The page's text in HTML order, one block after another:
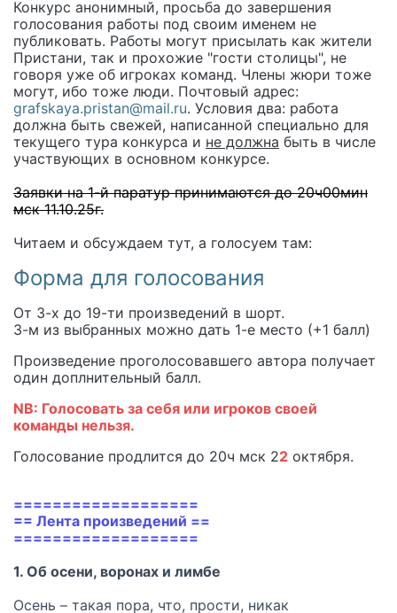
Конкурс анонимный, просьба до завершения
голосования работы под своим именем не
публиковать. Работы могут присылать как жители
Пристани, так и прохожие "гости столицы", не
говоря уже об игроках команд. Члены жюри тоже
могут, ибо тоже люди. Почтовый адрес:
grafskaya.pristan@mail.ru. Условия два: работа
должна быть свежей, написанной специально для
текущего тура конкурса и не должна быть в числе
участвующих в основном конкурсе.
Заявки на 1-й паратур принимаются до 20ч00мин
мск 11.10.25г.
Читаем и обсуждаем тут, а голосуем там:
Форма для голосования
От 3-х до 19-ти произведений в шорт.
3-м из выбранных можно дать 1-е место (+1 балл)
Произведение проголосовавшего автора получает
один доплнительный балл.
NB: Голосовать за себя или игроков своей
команды нельзя.
Голосование продлится до 20ч мск 22 октября.
===================
== Лента произведений ==
===================
1. Об осени, воронах и лимбе
Осень – такая пора, что, прости, никак